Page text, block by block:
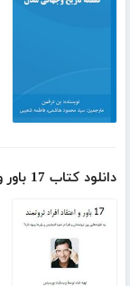
دانلود کتاب 17 باور و اعتقاد ثروتمندان